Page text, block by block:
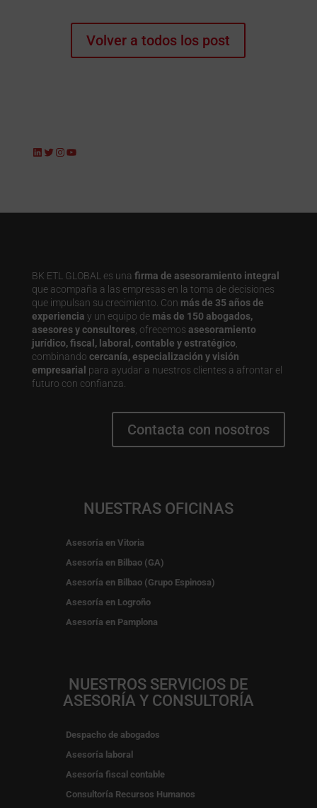
Volver a todos los post
LinkedIn
Twitter
Instagram
YouTube
BK ETL GLOBAL es una firma de asesoramiento integral
que acompaña a las empresas en la toma de decisiones
que impulsan su crecimiento. Con más de 35 años de
experiencia y un equipo de más de 150 abogados,
asesores y consultores, ofrecemos asesoramiento
jurídico, fiscal, laboral, contable y estratégico
combinando cercanía, especialización y visión
empresarial para ayudar a nuestros clientes a afrontar el
futuro con confianza.
Contacta con nosotros
NUESTRAS OFICINAS
Asesoría en Vitoria
Asesoría en Bilbao (GA)
Asesoría en Bilbao (Grupo Espinosa)
Asesoría en Logroño
Asesoría en Pamplona
NUESTROS SERVICIOS DE
ASESORÍA Y CONSULTORÍA
Despacho de abogados
Asesoría laboral
Asesoría fiscal contable
Consultoría Recursos Humanos